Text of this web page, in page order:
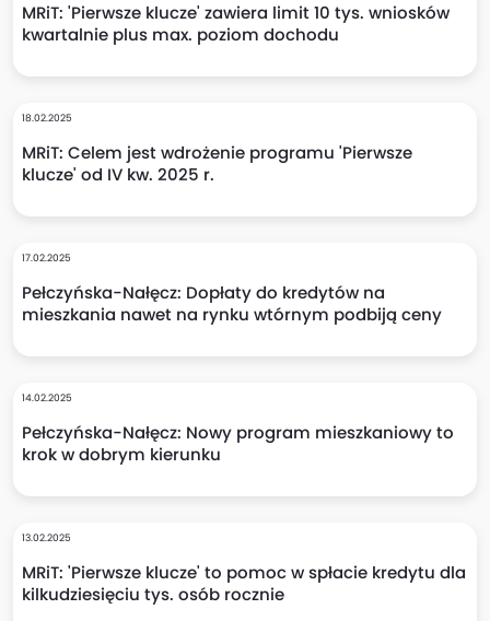
MRiT: 'Pierwsze klucze' zawiera limit 10 tys. wniosków
kwartalnie plus max. poziom dochodu
18.02.2025
MRiT: Celem jest wdrożenie programu 'Pierwsze
klucze' od IV kw. 2025 r.
17.02.2025
Pełczyńska-Nałęcz: Dopłaty do kredytów na
mieszkania nawet na rynku wtórnym podbiją ceny
14.02.2025
Pełczyńska-Nałęcz: Nowy program mieszkaniowy to
krok w dobrym kierunku
13.02.2025
MRiT: 'Pierwsze klucze' to pomoc w spłacie kredytu dla
kilkudziesięciu tys. osób rocznie